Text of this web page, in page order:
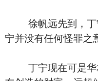
徐帆远先到，丁
宁并没有任何怪罪之
丁宁现在可是华